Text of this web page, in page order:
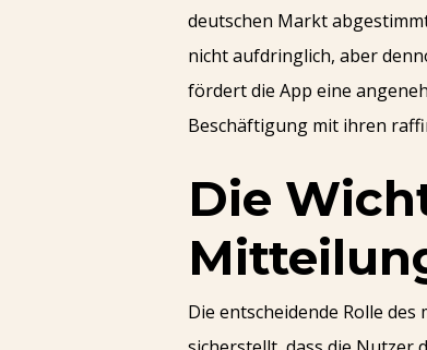
deutschen Markt
nicht aufdringlich, aber
fördert die App eine
Beschäftigung mit ihren
Die
Die entscheidende Rolle